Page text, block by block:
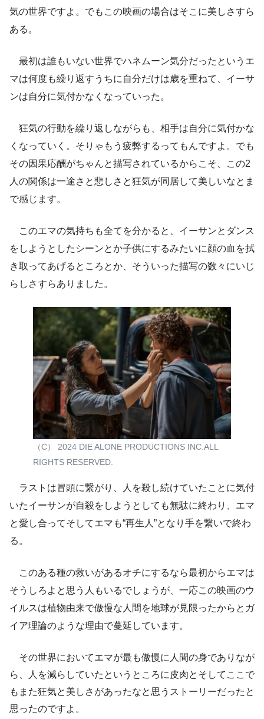
気の世界ですよ。でもこの映画の場合はそこに美しさすら
ある。
最初は誰もいない世界でハネムーン気分だったというエ
マは何度も繰り返すうちに自分だけは歳を重ねて、イーサ
ンは自分に気付かなくなっていった。
狂気の行動を繰り返しながらも、相手は自分に気付かな
くなっていく。そりゃもう疲弊するってもんですよ。でも
その因果応酬がちゃんと描写されているからこそ、この2
人の関係は一途さと悲しさと狂気が同居して美しいなとま
で感じます。
このエマの気持ちも全てを分かると、イーサンとダンス
をしようとしたシーンとか子供にするみたいに顔の血を拭
き取ってあげるところとか、そういった描写の数々にいじ
らしさすらありました。
（C） 2024 DIE ALONE PRODUCTIONS INC.ALL
RIGHTS RESERVED.
ラストは冒頭に繋がり、人を殺し続けていたことに気付
いたイーサンが自殺をしようとしても無駄に終わり、エマ
と愛し合ってそしてエマも“再生人”となり手を繋いで終わ
る。
このある種の救いがあるオチにするなら最初からエマは
そうしろよと思う人もいるでしょうが、一応この映画のウ
イルスは植物由来で傲慢な人間を地球が見限ったからとガ
イア理論のような理由で蔓延しています。
その世界においてエマが最も傲慢に人間の身でありなが
ら、人を減らしていたというところに皮肉とそしてここで
もまた狂気と美しさがあったなと思うストーリーだったと
思ったのですよ。